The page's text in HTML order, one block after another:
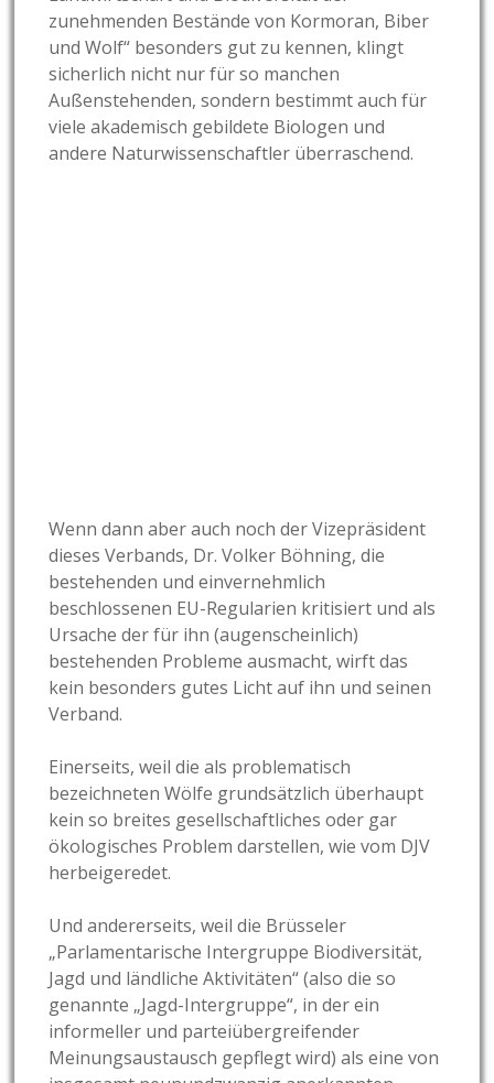
zunehmenden Bestände von Kormoran, Biber
und Wolf“ besonders gut zu kennen, klingt
sicherlich nicht nur für so manchen
Außenstehenden, sondern bestimmt auch für
viele akademisch gebildete Biologen und
andere Naturwissenschaftler überraschend.
Wenn dann aber auch noch der Vizepräsident
dieses Verbands, Dr. Volker Böhning, die
bestehenden und einvernehmlich
beschlossenen EU-Regularien kritisiert und als
Ursache der für ihn (augenscheinlich)
bestehenden Probleme ausmacht, wirft das
kein besonders gutes Licht auf ihn und seinen
Verband.
Einerseits, weil die als problematisch
bezeichneten Wölfe grundsätzlich überhaupt
kein so breites gesellschaftliches oder gar
ökologisches Problem darstellen, wie vom DJV
herbeigeredet.
Und andererseits, weil die Brüsseler
„Parlamentarische Intergruppe Biodiversität,
Jagd und ländliche Aktivitäten“ (also die so
genannte „Jagd-Intergruppe“, in der ein
informeller und parteiübergreifender
Meinungsaustausch gepflegt wird) als eine von